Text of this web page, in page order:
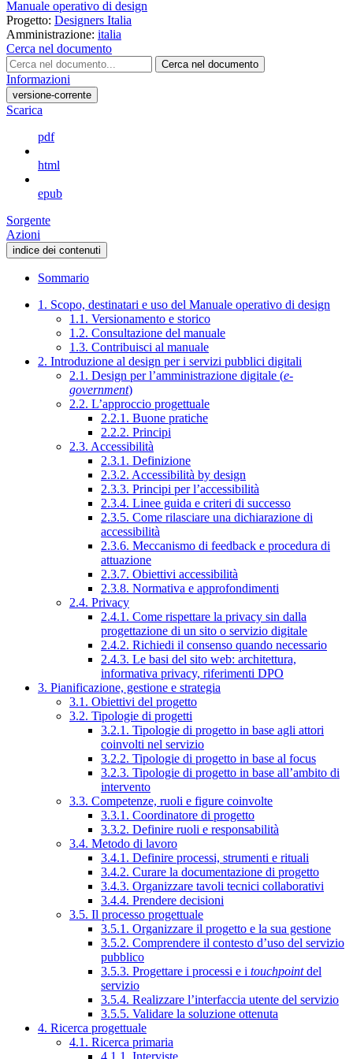
Manuale operativo di design
Progetto: Designers Italia
Amministrazione: italia
Cerca nel documento
Cerca nel documento
Informazioni
versione-corrente
Scarica
pdf
html
epub
Sorgente
Azioni
indice dei contenuti
Sommario
1. Scopo, destinatari e uso del Manuale operativo di design
1.1. Versionamento e storico
1.2. Consultazione del manuale
1.3. Contribuisci al manuale
2. Introduzione al design per i servizi pubblici digitali
2.1. Design per l’amministrazione digitale (e-
government)
2.2. L’approccio progettuale
2.2.1. Buone pratiche
2.2.2. Principi
2.3. Accessibilità
2.3.1. Definizione
2.3.2. Accessibilità by design
2.3.3. Principi per l’accessibilità
2.3.4. Linee guida e criteri di successo
2.3.5. Come rilasciare una dichiarazione di
accessibilità
2.3.6. Meccanismo di feedback e procedura di
attuazione
2.3.7. Obiettivi accessibilità
2.3.8. Normativa e approfondimenti
2.4. Privacy
2.4.1. Come rispettare la privacy sin dalla
progettazione di un sito o servizio digitale
2.4.2. Richiedi il consenso quando necessario
2.4.3. Le basi del sito web: architettura,
informativa privacy, riferimenti DPO
3. Pianificazione, gestione e strategia
3.1. Obiettivi del progetto
3.2. Tipologie di progetti
3.2.1. Tipologie di progetto in base agli attori
coinvolti nel servizio
3.2.2. Tipologie di progetto in base al focus
3.2.3. Tipologie di progetto in base all’ambito di
intervento
3.3. Competenze, ruoli e figure coinvolte
3.3.1. Coordinatore di progetto
3.3.2. Definire ruoli e responsabilità
3.4. Metodo di lavoro
3.4.1. Definire processi, strumenti e rituali
3.4.2. Curare la documentazione di progetto
3.4.3. Organizzare tavoli tecnici collaborativi
3.4.4. Prendere decisioni
3.5. Il processo progettuale
3.5.1. Organizzare il progetto e la sua gestione
3.5.2. Comprendere il contesto d’uso del servizio
pubblico
3.5.3. Progettare i processi e i touchpointdel
servizio
3.5.4. Realizzare l’interfaccia utente del servizio
3.5.5. Validare la soluzione ottenuta
4. Ricerca progettuale
4.1. Ricerca primaria
4.1.1. Interviste